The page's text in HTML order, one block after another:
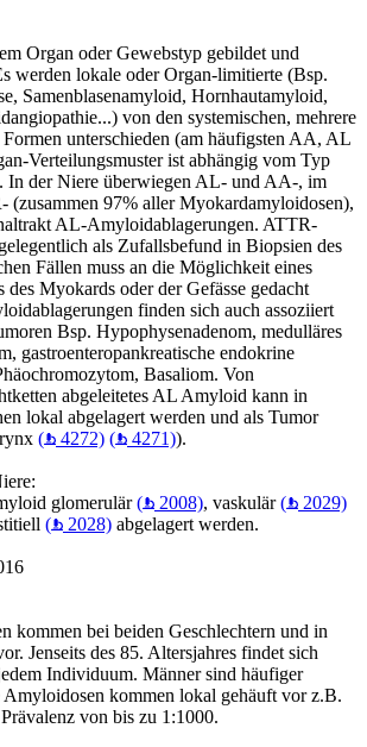
Organ oder Gewebstyp gebildet und
werden lokale oder Organ-limitierte (Bsp.
Samenblasenamyloid, Hornhautamyloid,
von den systemischen, mehrere
unterschieden (am häufigsten AA, AL
Verteilungsmuster ist abhängig vom Typ
In der Niere überwiegen AL- und AA-, im
97% aller Myokardamyloidosen),
AL-Amyloidablagerungen. ATTR-
als Zufallsbefund in Biopsien des
Fällen muss an die Möglichkeit eines
Myokards oder der Gefässe gedacht
finden sich auch assoziiert
Bsp. Hypophysenadenom, medulläres
gastroenteropankreatische endokrine
Basaliom. Von
abgeleitetes AL Amyloid kann in
lokal abgelagert werden und als Tumor
( 4272) ( 4271)).
glomerulär( 2008), vaskulär(
2029)
( 2028) abgelagert werden.
kommen bei beiden Geschlechtern und in
Jenseits des 85. Altersjahres findet sich
Individuum. Männer sind häufiger
kommen lokal gehäuft vor z.B.
von bis zu 1:1000.